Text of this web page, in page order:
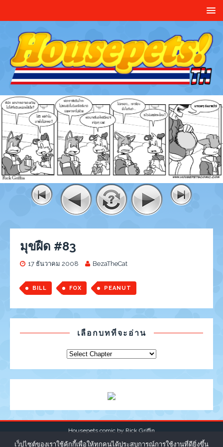
มุขฝืด #83
17 ธันวาคม 2008 BezaTheCat
BILL FOX PEANUT
เลือกบทที่จะอ่าน
Housepets comic by Rick Griffin
|
เว็ปไซต์ของเราใช้คุ้กกี้เพื่อให้ทุกคนได้ประสบการณ์การใช้งานที่ดียิ่งขึ้น